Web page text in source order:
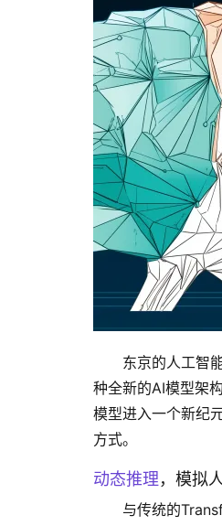
东京的人工智
种全新的AI模型
模型进入一个新纪
方式。
动态推理，模拟
与传统的